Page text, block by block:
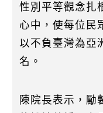
性別平等觀念扎
心中，使每位民
以不負臺灣為亞
名。
陳院長表示，勵